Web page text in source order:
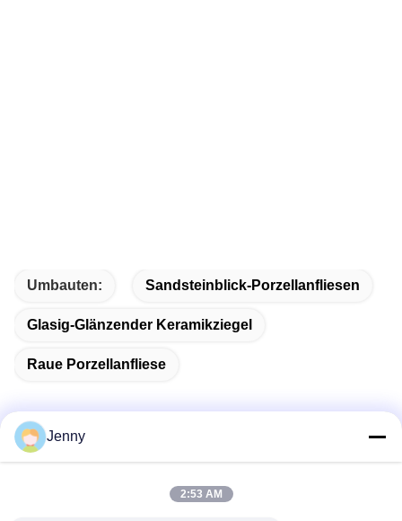
Umbauten: Sandsteinblick-Porzellanfliesen
Glasig-Glänzender Keramikziegel
Raue Porzellanfliese
Jenny
2:53 AM